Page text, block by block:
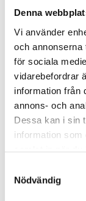
Denna
Vi använder
och annonserna
för sociala
vidarebefordrar
information från
annons- och
Dessa kan i sin
information som
Nödvändig